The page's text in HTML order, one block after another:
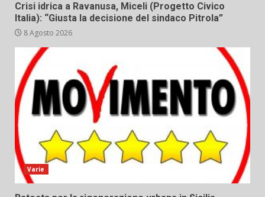
Crisi idrica a Ravanusa, Miceli (Progetto Civico
Italia): “Giusta la decisione del sindaco Pitrola”
8 Agosto 2026
Varie